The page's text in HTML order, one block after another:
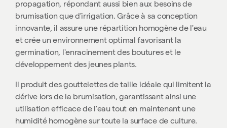
propagation, répondant aussi bien aux besoins de
brumisation que d'irrigation. Grâce à sa conception
innovante, il assure une répartition homogène de l'eau
et crée un environnement optimal favorisant la
germination, l'enracinement des boutures et le
développement des jeunes plants.
Il produit des gouttelettes de taille idéale qui limitent la
dérive lors de la brumisation, garantissant ainsi une
utilisation efficace de l'eau tout en maintenant une
humidité homogène sur toute la surface de culture.